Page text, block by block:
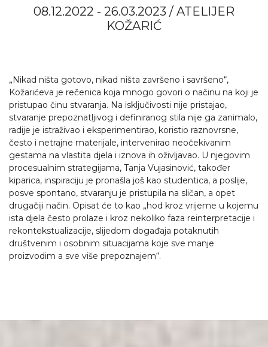
08.12.2022 - 26.03.2023 / ATELIJER
KOŽARIĆ
„Nikad ništa gotovo, nikad ništa završeno i savršeno“,
Kožarićeva je rečenica koja mnogo govori o načinu na koji je
pristupao činu stvaranja. Na isključivosti nije pristajao,
stvaranje prepoznatljivog i definiranog stila nije ga zanimalo,
radije je istraživao i eksperimentirao, koristio raznovrsne,
često i netrajne materijale, intervenirao neočekivanim
gestama na vlastita djela i iznova ih oživljavao. U njegovim
procesualnim strategijama, Tanja Vujasinović, također
kiparica, inspiraciju je pronašla još kao studentica, a poslije,
posve spontano, stvaranju je pristupila na sličan, a opet
drugačiji način. Opisat će to kao „hod kroz vrijeme u kojemu
ista djela često prolaze i kroz nekoliko faza reinterpretacije i
rekontekstualizacije, slijedom događaja potaknutih
društvenim i osobnim situacijama koje sve manje
proizvodim a sve više prepoznajem“.